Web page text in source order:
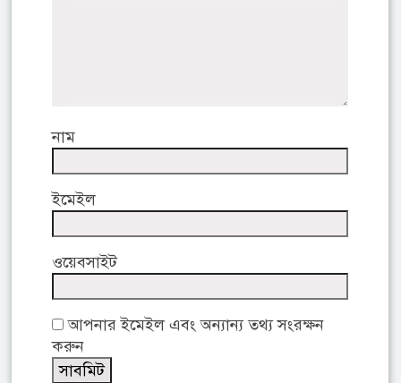
নাম
ইমেইল
ওয়েবসাইট
আপনার ইমেইল এবং অন্যান্য তথ্য সংরক্ষন
করুন